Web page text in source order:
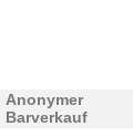
Anonymer
Barverkauf